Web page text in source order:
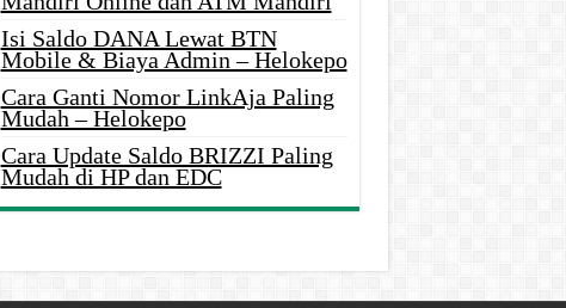
Isi Saldo DANA Lewat BTN
Mobile & Biaya Admin – Helokepo
Cara Ganti Nomor LinkAja Paling
Mudah – Helokepo
Cara Update Saldo BRIZZI Paling
Mudah di HP dan EDC